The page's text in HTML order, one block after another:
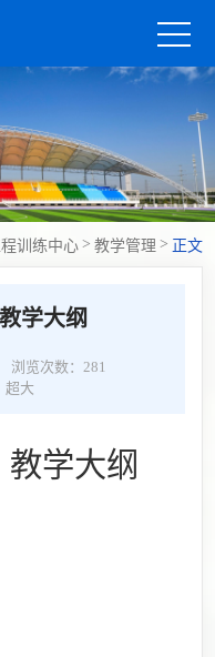
训练中心 > 教学管理 > 正文
学大纲
浏览次数： 281
超大
教学大纲